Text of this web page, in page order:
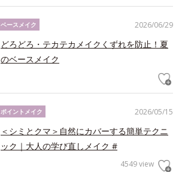
2026/06/29
ベースメイク
どろどろ・テカテカメイクくずれを防止！夏
のベースメイク
2026/05/15
ポイントメイク
＜シミとクマ＞自然にカバーする簡単テクニ
ック｜大人の学び直しメイク #
4549 view